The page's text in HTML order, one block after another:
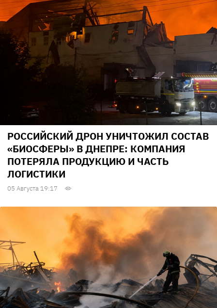
РОССИЙСКИЙ ДРОН УНИЧТОЖИЛ СОСТАВ
«БИОСФЕРЫ» В ДНЕПРЕ: КОМПАНИЯ
ПОТЕРЯЛА ПРОДУКЦИЮ И ЧАСТЬ
ЛОГИСТИКИ
05 Августа 19:17